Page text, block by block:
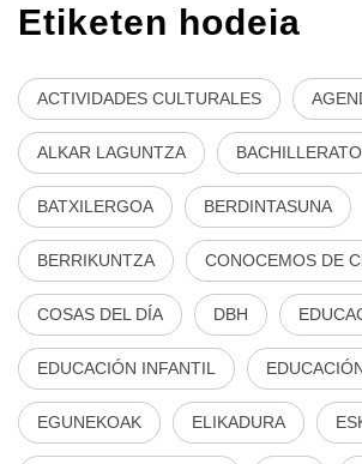
Etiketen hodeia
ACTIVIDADES CULTURALES
ALKAR LAGUNTZA BACHILLERATO
BATXILERGOA BERDINTASUNA
BERRIKUNTZA CONOCEMOS DE
COSAS DEL DÍA DBH
EDUCACIÓN INFANTIL
EGUNEKOAK ELIKADURA